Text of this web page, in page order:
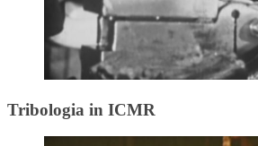
Tribologia in ICMR